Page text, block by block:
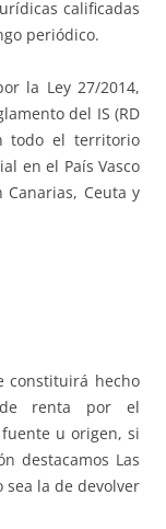
calificadas
periódico.
la Ley 27/2014,
del IS (RD
todo el territorio
en el País Vasco
Ceuta y
constituirá hecho
renta por el
u origen, si
destacamos Las
la de devolver